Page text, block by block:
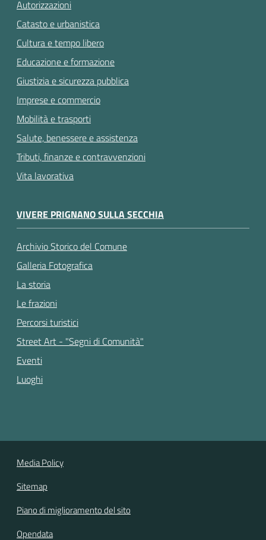
Autorizzazioni
Catasto e urbanistica
Cultura e tempo libero
Educazione e formazione
Giustizia e sicurezza pubblica
Imprese e commercio
Mobilità e trasporti
Salute, benessere e assistenza
Tributi, finanze e contravvenzioni
Vita lavorativa
VIVERE PRIGNANO SULLA SECCHIA
Archivio Storico del Comune
Galleria Fotografica
La storia
Le frazioni
Percorsi turistici
Street Art - "Segni di Comunità"
Eventi
Luoghi
Media Policy
Sitemap
Piano di miglioramento del sito
Opendata